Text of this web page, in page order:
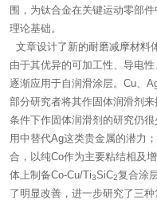
围，为钛合金在关键运动零部
理论基础。
文章设计了新的耐磨减摩材料
由于其优异的可加工性、导电
逐渐应用于自润滑涂层。Cu、
部分研究者将其作固体润滑剂
条件下作固体润滑剂的研究仍
用中替代Ag这类贵金属的潜力
合，以纯Co作为主要粘结相及
体上制备Co-Cu/Ti3SiC2复合涂
了明显改善，进一步研究了三